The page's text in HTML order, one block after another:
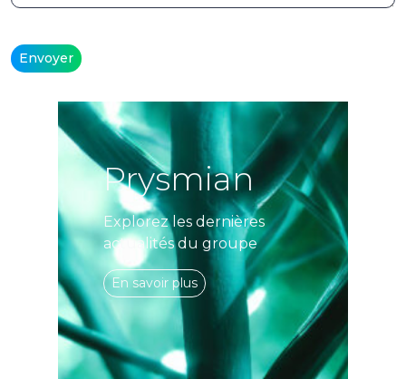
Alternative:
Prysmian
Explorez les dernières
actualités du groupe
En savoir plus